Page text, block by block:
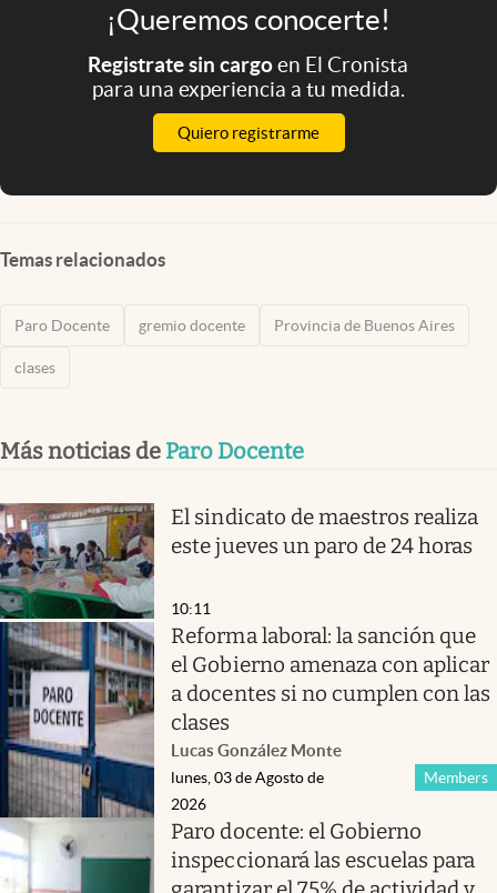
¡Queremos conocerte!
Registrate sin cargoen El Cronista
para una experiencia a tu medida.
Quiero registrarme
Temas relacionados
Paro Docente gremio docente Provincia de Buenos Aires
clases
Más noticias de Paro Docente
El sindicato de maestros realiza
este jueves un paro de 24 horas
10:11
Reforma laboral: la sanción que
el Gobierno amenaza con aplicar
a docentes si no cumplen con las
clases
Lucas González Monte
Members
lunes, 03 de Agosto de
2026
Paro docente: el Gobierno
inspeccionará las escuelas para